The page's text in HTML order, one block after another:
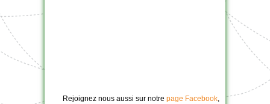
Rejoignez nous aussi sur notre page Facebook,